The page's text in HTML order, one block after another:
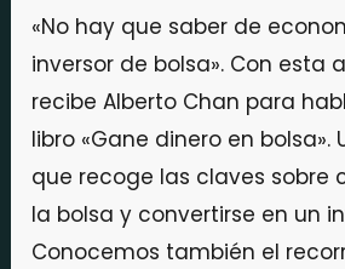
«No hay que saber de
inversor de bolsa». Con esta
recibe Alberto Chan para
libro «Gane dinero en bolsa».
que recoge las claves sobre
la bolsa y convertirse en un
Conocemos también el